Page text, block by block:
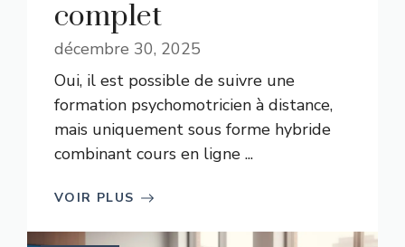
complet
décembre 30, 2025
Oui, il est possible de suivre une
formation psychomotricien à distance,
mais uniquement sous forme hybride
combinant cours en ligne ...
VOIR PLUS